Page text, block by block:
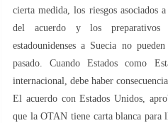
cierta medida, los riesgos asociados
del acuerdo y los
estadounidenses a Suecia no
pasado. Cuando Estados como
internacional, debe haber
El acuerdo con Estados Unidos,
que la OTAN tiene carta blanca para